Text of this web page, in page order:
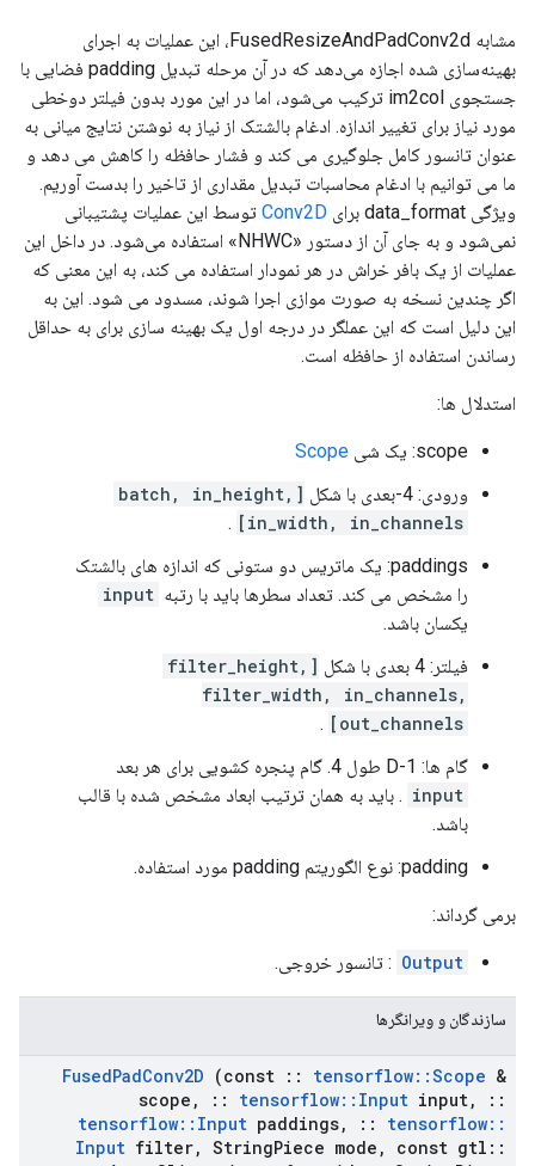
مشابه FusedResizeAndPadConv2d، این عملیات به اجرای
بهینه‌سازی شده اجازه می‌دهد که در آن مرحله تبدیل padding فضایی با
جستجوی im2col ترکیب می‌شود، اما در این مورد بدون فیلتر دوخطی
مورد نیاز برای تغییر اندازه. ادغام بالشتک از نیاز به نوشتن نتایج میانی به
عنوان تانسور کامل جلوگیری می کند و فشار حافظه را کاهش می دهد و
ما می توانیم با ادغام محاسبات تبدیل مقداری از تاخیر را بدست آوریم.
ویژگی data_format برای
Conv2D توسط این عملیات پشتیبانی
نمی‌شود و به جای آن از دستور «NHWC» استفاده می‌شود. در داخل این
عملیات از یک بافر خراش در هر نمودار استفاده می کند، به این معنی که
اگر چندین نسخه به صورت موازی اجرا شوند، مسدود می شود. این به
این دلیل است که این عملگر در درجه اول یک بهینه سازی برای به حداقل
رساندن استفاده از حافظه است.
استدلال ها:
scope: یک شی
Scope
ورودی: 4-بعدی با شکل
[batch, in_height,
in_width, in_channels]
.
paddings: یک ماتریس دو ستونی که اندازه های بالشتک
را مشخص می کند. تعداد سطرها باید با رتبه input
یکسان باشد.
فیلتر: 4 بعدی با شکل
[filter_height,
filter_width, in_channels,
out_channels]
.
گام ها: 1-D طول 4. گام پنجره کشویی برای هر بعد
input . باید به همان ترتیب ابعاد مشخص شده با قالب
باشد.
padding: نوع الگوریتم padding مورد استفاده.
برمی گرداند:
Output : تانسور خروجی.
سازندگان و ویرانگرها
FusedPadConv2D (const :: tensorflow::Scope &
scope , :: tensorflow:: Input input,
::
tensorflow:: Input paddings, :: tensorflow::
Input filter, StringPiece mode , const gtl ::